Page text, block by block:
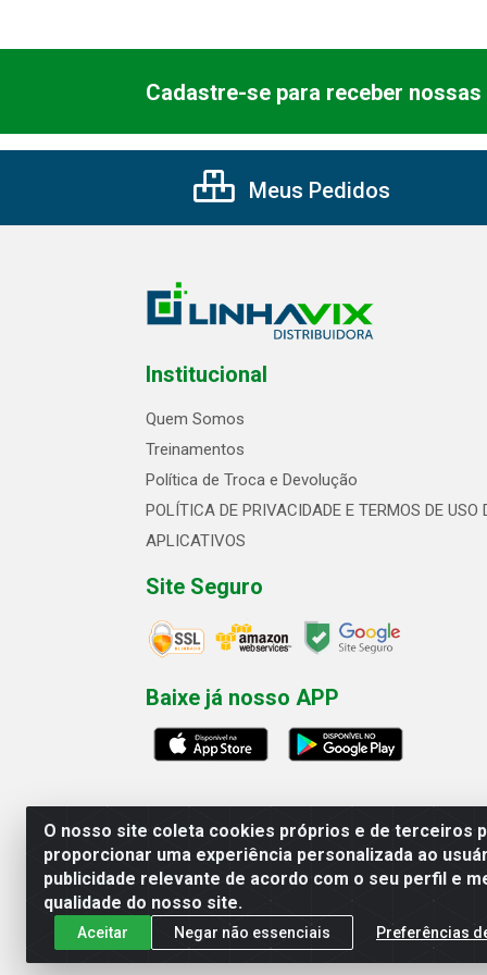
O nosso site coleta cookies próprios e de terceiros
proporcionar uma experiência personalizada ao
publicidade relevante de acordo com o seu perfil e
qualidade do nosso site.
Aceitar Negar não essenciais Preferências
Cadastre-se para receber
Meus Pedidos
Institucional
Quem Somos
Treinamentos
Política de Troca e Devolução
POLÍTICA DE PRIVACIDADE E TERMOS DE USO
APLICATIVOS
Site Seguro
Baixe já nosso APP
Linhavix Distribuidora LTDA -